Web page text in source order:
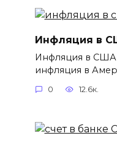
Инфляция в
Инфляция в США
инфляция в
0 12.6к.